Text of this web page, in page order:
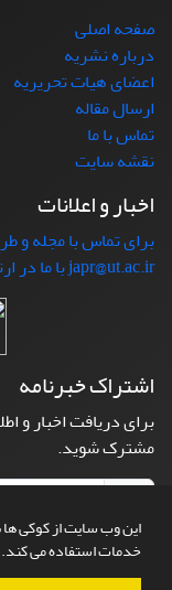
این وب سایت از کوکی ها
خدمات استفاده می کند.
صفحه اصلی
درباره نشریه
اعضای هیات تحریریه
ارسال مقاله
تماس با ما
نقشه سایت
اخبار و اعلانات
برای تماس با مجله و
japr@ut.ac.ir با ما در ارتباط باشید.
اشتراک خبرنامه
برای دریافت اخبار و
مشترک شوید.